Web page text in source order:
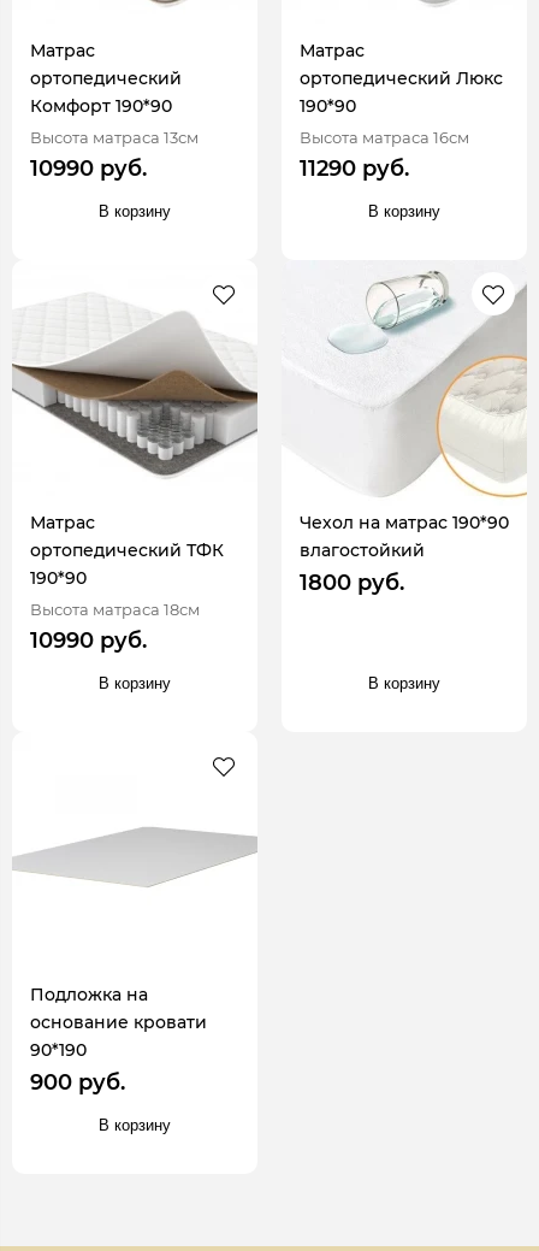
Матрас
ортопедический
Комфорт 190*90
Высота матраса 13см
10990 руб.
В корзину
Матрас
ортопедический Люкс
190*90
Высота матраса 16см
11290 руб.
В корзину
Матрас
ортопедический ТФК
190*90
Высота матраса 18см
10990 руб.
В корзину
Чехол на матрас 190*90
влагостойкий
1800 руб.
В корзину
Подложка на
основание кровати
90*190
900 руб.
В корзину